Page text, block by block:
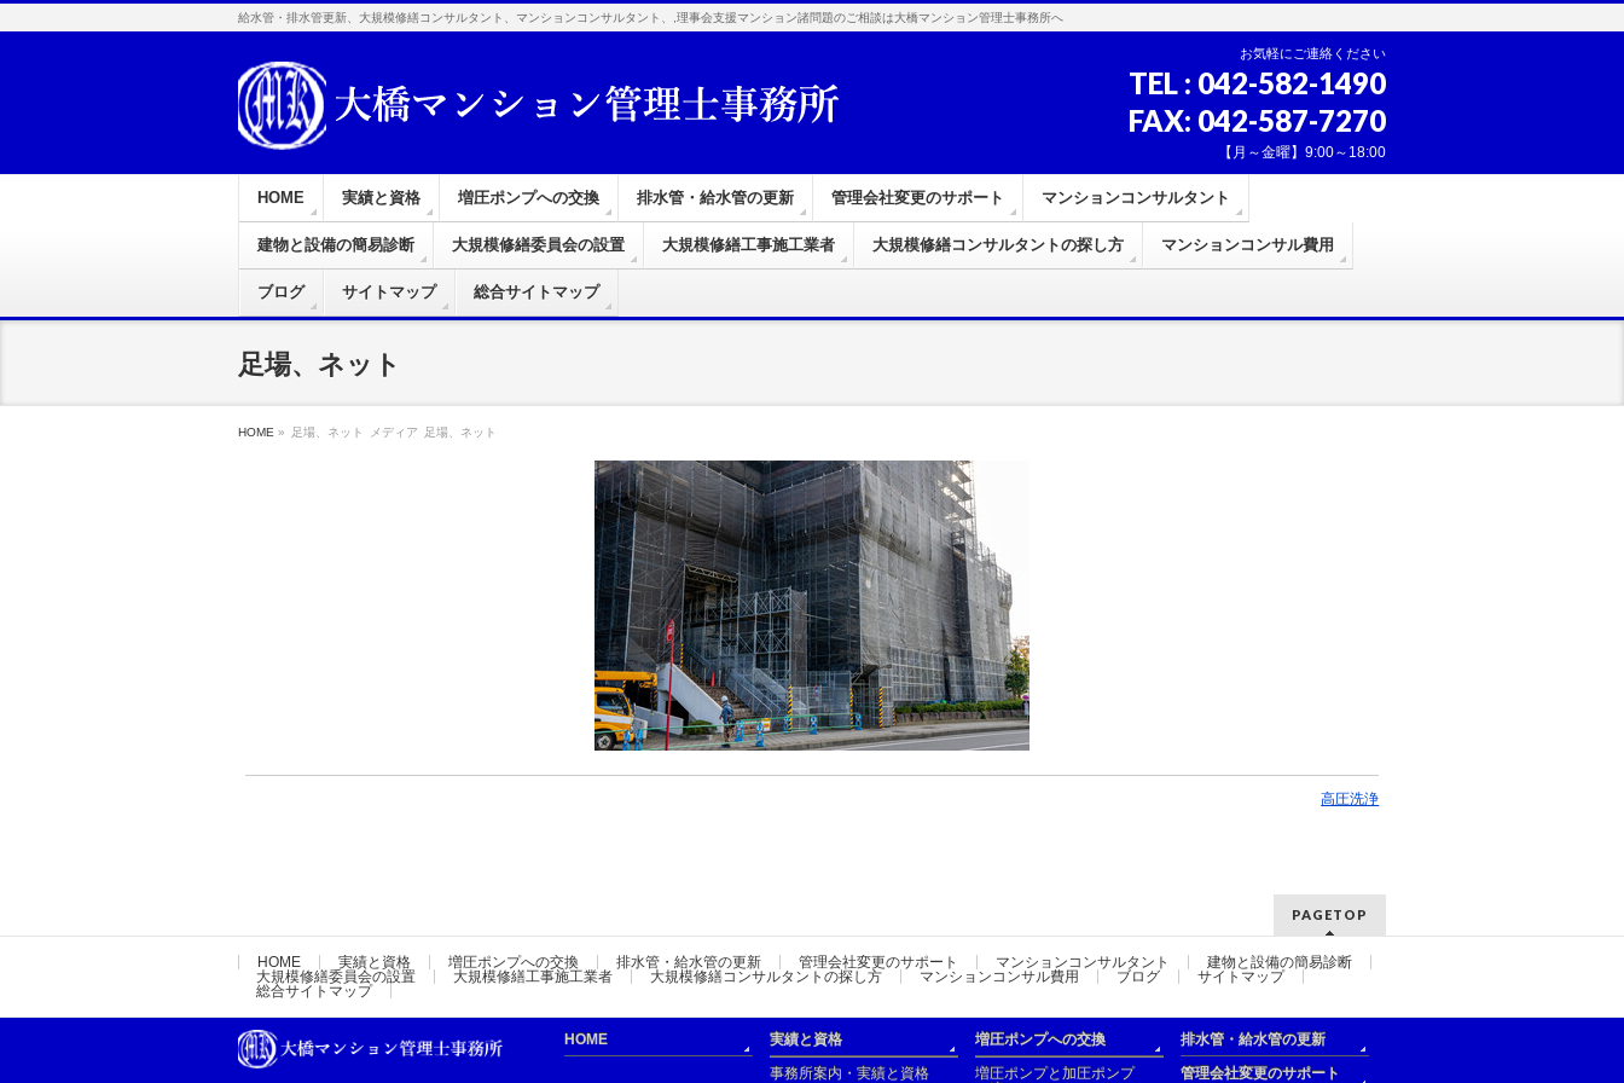
給水管・排水管更新、大規模修繕コンサルタント、マンションコンサルタント、,理事会支援マンション諸問題のご相談は大橋マンション管理士事務所へ
お気軽にご連絡ください
TEL : 042-582-1490
FAX: 042-587-7270
【月～金曜】9:00～18:00
HOME 実績と資格 増圧ポンプへの交換 排水管・給水管の更新 管理会社変更のサポート マンションコンサルタント
建物と設備の簡易診断 大規模修繕委員会の設置 大規模修繕工事施工業者 大規模修繕コンサルタントの探し方 マンションコンサル費用
ブログ サイトマップ 総合サイトマップ
足場、ネット
HOME » 足場、ネット メディア 足場、ネット
高圧洗浄
PAGETOP
HOME 実績と資格 増圧ポンプへの交換 排水管・給水管の更新 管理会社変更のサポート マンションコンサルタント
建物と設備の簡易診断
大規模修繕委員会の設置
大規模修繕工事施工業者 大規模修繕コンサルタントの探し方 マンションコンサル費用 ブログ
サイトマップ
総合サイトマップ
HOME
実績と資格
事務所案内・実績と資格
増圧ポンプへの交換
増圧ポンプと加圧ポンプ
排水管・給水管の更新
管理会社変更のサポート